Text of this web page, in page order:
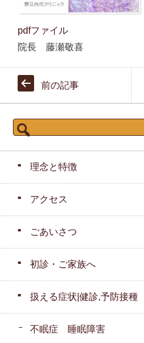
pdfファイル
院長 藤瀬敬喜
前の記事
検
索:
理念と特徴
アクセス
ごあいさつ
初診・ご家族へ
扱える症状|健診,予防接種
不眠症 睡眠障害